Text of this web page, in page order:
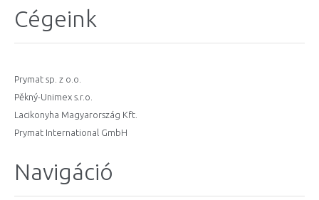
Cégeink
Prymat sp. z o.o.
Pěkný-Unimex s.r.o.
Lacikonyha Magyarország Kft.
Prymat International GmbH
Navigáció